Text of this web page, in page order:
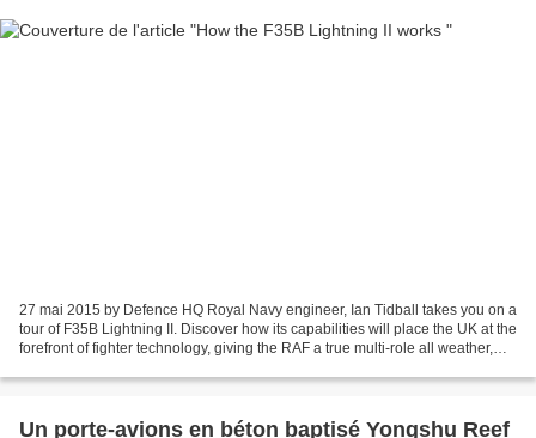
27 mai 2015 by Defence HQ Royal Navy engineer, Ian Tidball takes you on a
tour of F35B Lightning II. Discover how its capabilities will place the UK at the
forefront of fighter technology, giving the RAF a true multi-role all weather,
Un porte-avions en béton baptisé Yongshu Reef